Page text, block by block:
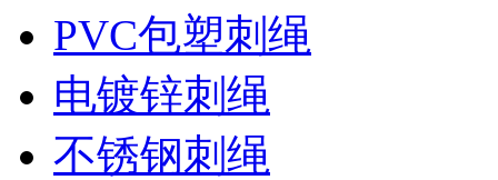
PVC包塑刺绳
电镀锌刺绳
不锈钢刺绳